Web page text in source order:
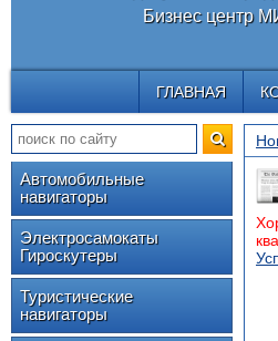
Бизнес центр
ГЛАВНАЯ
Автомобильные
навигаторы
Электросамокаты
Гироскутеры
Туристические
навигаторы